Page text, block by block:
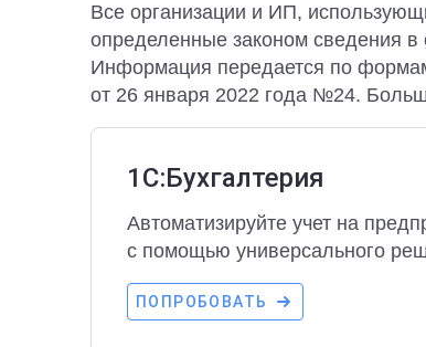
Все организации и ИП,
определенные законом сведения
Информация передается по
от 26 января 2022 года №24.
1С:Бухгалтерия
Автоматизируйте учет на
с помощью универсального
ПОПРОБОВАТЬ